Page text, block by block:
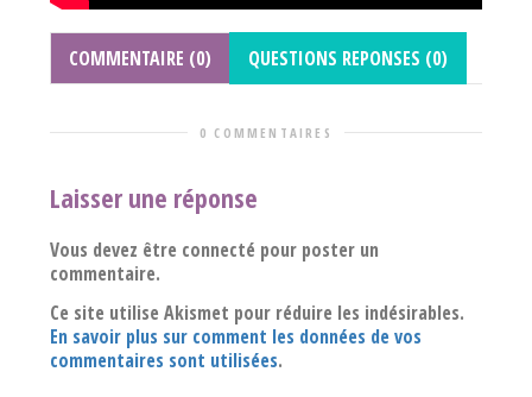
COMMENTAIRE (0) QUESTIONS REPONSES (0)
0 COMMENTAIRES
Laisser une réponse
Vous devez être connecté pour poster un
commentaire.
Ce site utilise Akismet pour réduire les indésirables.
En savoir plus sur comment les données de vos
commentaires sont utilisées.